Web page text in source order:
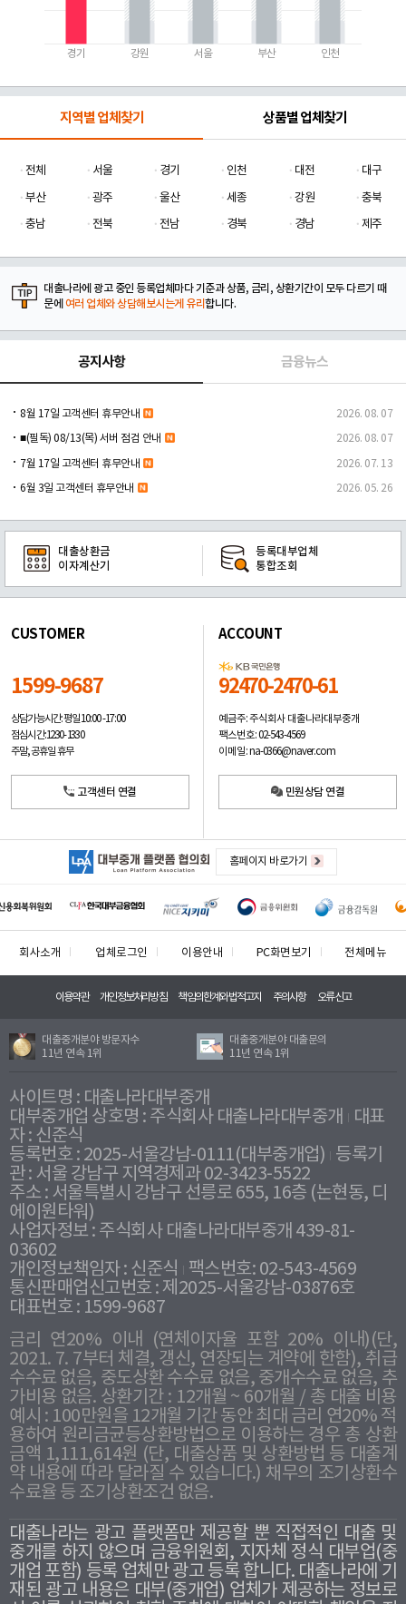
경기 강원 서울 부산 인천
지역별 업체찾기 상품별 업체찾기
전체 서울 경기 인천 대전
대구
부산
광주 울산 세종 강원
충북
충남
전북 전남 경북 경남 제주
대출나라에 광고 중인 등록업체마다 기준과 상품, 금리, 상환기간이 모두 다르기 때
문에 여러 업체와 상담해보시는게 유리합니다.
공지사항 금융뉴스
8월 17일 고객센터 휴무안내 2026. 08. 07
■(필독) 08/13(목) 서버 점검 안내 2026. 08. 07
7월 17일 고객센터 휴무안내 2026. 07. 13
6월 3일 고객센터 휴무안내 2026. 05. 26
대출상환금
이자계산기
등록대부업체
통합조회
CUSTOMER
1599-9687
상담가능시간: 평일10:00 -17:00
점심시간: 12:30 - 13:30
주말, 공휴일 휴무
고객센터 연결
ACCOUNT
92470-2470-61
예금주: 주식회사 대출나라대부중개
팩스번호: 02-543-4569
이메일: na-0366@naver.com
민원상담 연결
홈페이지 바로가기
회사소개 업체로그인 이용안내 PC화면보기 전체메뉴
이용약관 개인정보처리방침 책임의한계와법적고지 주의사항 오류신고
대출중개분야 방문자수
11년 연속 1위
대출중개분야 대출문의
11년 연속 1위
사이트명 : 대출나라대부중개
대부중개업 상호명 : 주식회사 대출나라대부중개
대표
자 : 신준식
등록번호 : 2025-서울강남-0111(대부중개업) 등록기
관 : 서울 강남구 지역경제과 02-3423-5522
주소 : 서울특별시 강남구 선릉로 655, 16층 (논현동, 디
에이원타워)
사업자정보 : 주식회사 대출나라대부중개 439-81-
03602
개인정보책임자 : 신준식
팩스번호: 02-543-4569
통신판매업신고번호 : 제2025-서울강남-03876호
대표번호 : 1599-9687
금리 연20% 이내 (연체이자율 포함 20% 이내)(단,
2021. 7. 7부터 체결, 갱신, 연장되는 계약에 한함), 취급
수수료 없음, 중도상환 수수료 없음, 중개수수료 없음, 추
가비용 없음. 상환기간 : 12개월 ~ 60개월 / 총 대출 비용
예시 : 100만원을 12개월 기간 동안 최대 금리 연20% 적
용하여 원리금균등상환방법으로 이용하는 경우 총 상환
금액 1,111,614원 (단, 대출상품 및 상환방법 등 대출계
약 내용에 따라 달라질 수 있습니다.) 채무의 조기상환수
수료율 등 조기상환조건 없음.
대출나라는 광고 플랫폼만 제공할 뿐 직접적인 대출 및
중개를 하지 않으며 금융위원회, 지자체 정식 대부업(중
개업 포함) 등록 업체만 광고 등록 합니다. 대출나라에 기
재된 광고 내용은 대부(중개업) 업체가 제공하는 정보로